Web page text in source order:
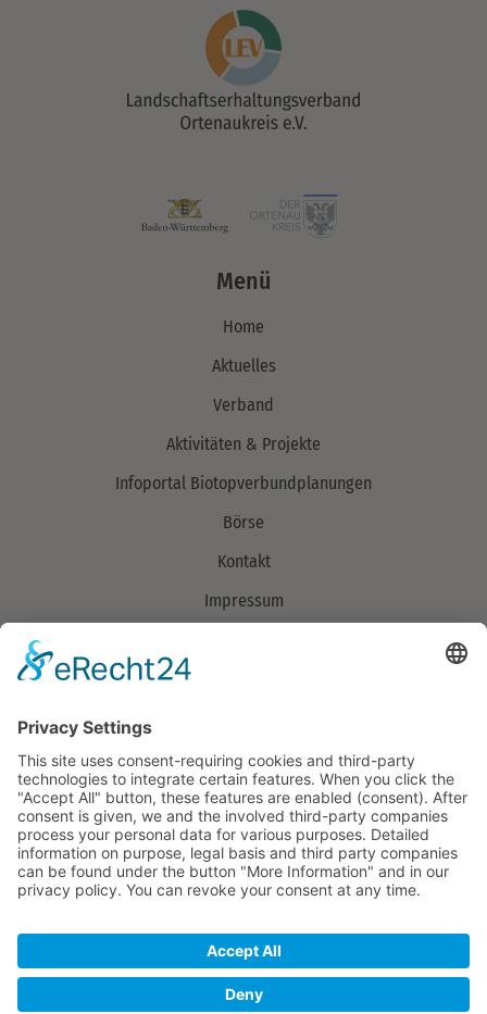
Menü
Home
Aktuelles
Verband
Aktivitäten & Projekte
Infoportal Biotopverbundplanungen
Börse
Kontakt
Impressum
> Mitglieder
Aufgaben
Organisation
Team